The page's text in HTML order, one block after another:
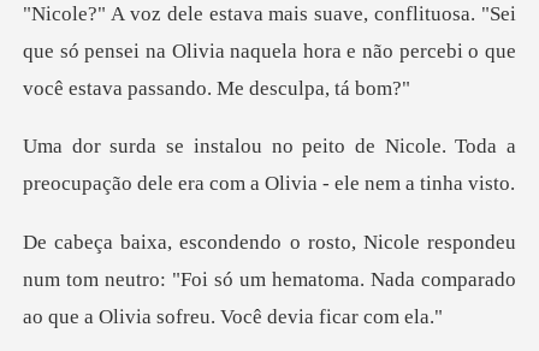
"Sei
que só pensei na Olivia naquela hora e não per
Nicole. Toda a
preocupação dele era
u
num tom neutro: "Foi só um hematoma. Nada comparad